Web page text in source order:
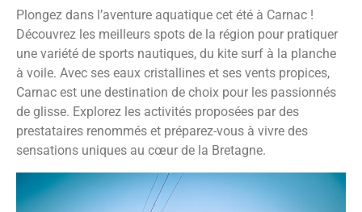
Plongez dans l’aventure aquatique cet été à Carnac !
Découvrez les meilleurs spots de la région pour pratiquer
une variété de sports nautiques, du kite surf à la planche
à voile. Avec ses eaux cristallines et ses vents propices,
Carnac est une destination de choix pour les passionnés
de glisse. Explorez les activités proposées par des
prestataires renommés et préparez-vous à vivre des
sensations uniques au cœur de la Bretagne.